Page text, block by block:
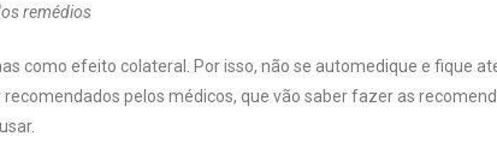
remédios
como efeito colateral. Por isso, não se automedique e fique
pelos médicos, que vão saber fazer as